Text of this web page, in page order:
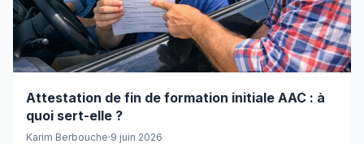
Attestation de fin de formation initiale AAC : à
quoi sert-elle ?
Karim Berbouche·9 juin 2026